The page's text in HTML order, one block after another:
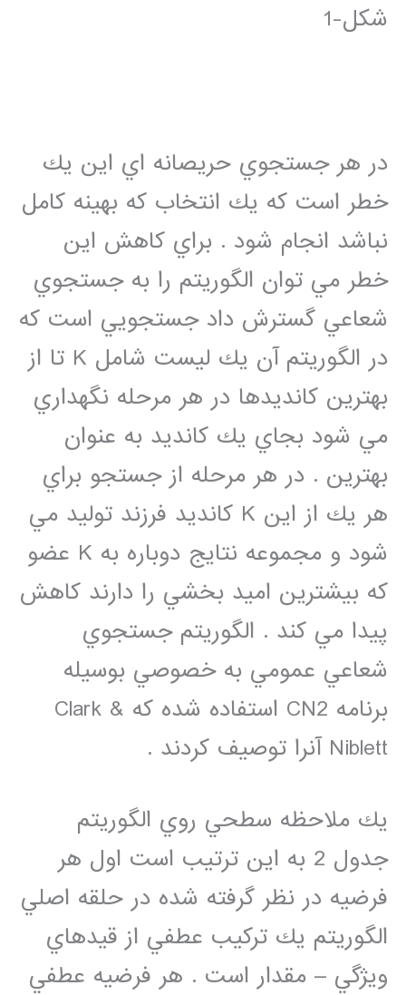
شكل-1
در هر جستجوي حريصانه اي اين يك
خطر است كه يك انتخاب كه بهينه كامل
نباشد انجام شود . براي كاهش اين
خطر مي توان الگوريتم را به جستجوي
شعاعي گسترش داد جستجويي است كه
در الگوريتم آن يك ليست شامل K تا از
بهترين كانديدها در هر مرحله نگهداري
مي شود بجاي يك كانديد به عنوان
بهترين . در هر مرحله از جستجو براي
هر يك از اين K كانديد فرزند توليد مي
شود و مجموعه نتايج دوباره به K عضو
كه بيشترين اميد بخشي را دارند كاهش
پيدا مي كند . الگوريتم جستجوي
شعاعي عمومي به خصوصي بوسيله
برنامه CN2 استفاده شده كه Clark &
Niblett آنرا توصيف كردند .
يك ملاحظه سطحي روي الگوريتم
جدول 2 به اين ترتيب است اول هر
فرضيه در نظر گرفته شده در حلقه اصلي
الگوريتم يك تركيب عطفي از قيدهاي
ويژگي – مقدار است . هر فرضيه عطفي